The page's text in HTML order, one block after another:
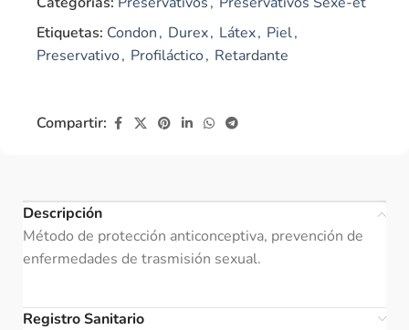
Etiquetas: Condon, Durex, Látex, Piel,
Preservativo, Profiláctico, Retardante
Compartir:
Descripción
Método de protección anticonceptiva, prevención de
enfermedades de trasmisión sexual.
Registro Sanitario